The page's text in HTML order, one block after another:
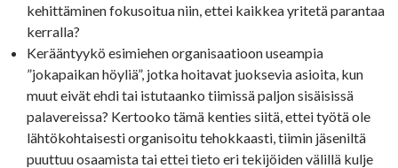
kehittäminen fokusoitua niin, ettei kaikkea yritetä parantaa
kerralla?
Kerääntyykö esimiehen organisaatioon useampia
”jokapaikan höyliä”, jotka hoitavat juoksevia asioita, kun
muut eivät ehdi tai istutaanko tiimissä paljon sisäisissä
palavereissa? Kertooko tämä kenties siitä, ettei työtä ole
lähtökohtaisesti organisoitu tehokkaasti, tiimin jäseniltä
puuttuu osaamista tai ettei tieto eri tekijöiden välillä kulje